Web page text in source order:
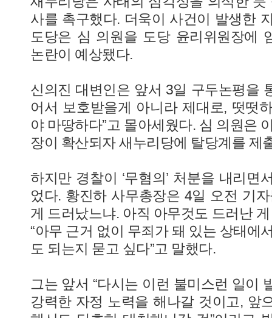
사를 촉구했다. 더욱이 사건이 발생한
도당은 심 의원을 도당 윤리위원장에
논란이 예상됐다.
신의진 대변인은 앞서 3일 구두논평을
어서 보호받을게 아니라 제대로, 떳떳
야 마땅하다”고 몰아세웠다. 심 의원은
장이 확산되자 새누리당에 탈당계를 제
하지만 경찰이 ‘무혐의’ 처분을 내리면
었다. 황진하 사무총장은 4일 오전 기
게 드러났느냐. 아직 아무것도 드러난
“아무 근거 없이 무죄가 돼 있는 상태에
도 되는지 묻고 싶다”고 말했다.
그는 앞서 “다시는 이런 불미스런 일이
강력한 자정 노력을 해나갈 것이고, 앞